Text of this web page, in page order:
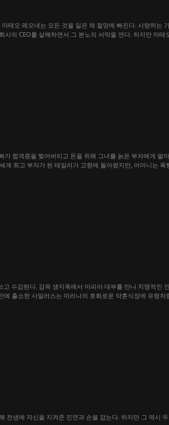
테오 레오네는 모든 것을 잃은 채 절망에 빠진다. 사랑하는
의 CEO를 살해하면서 그 분노의 서막을 연다. 하지만 마테
합격증을 찢어버리고 돈을 위해 그녀를 늙은 부자에게 팔
최고 부자가 된 테일러가 고향에 돌아왔지만, 어머니는
수감된다. 감옥 생지옥에서 마피아 대부를 만나 치명적인
출소한 사일러스는 마리나의 호화로운 약혼식장에 유령처
전생에 자신을 지켜준 진연과 손을 잡는다. 하지만 그 역시